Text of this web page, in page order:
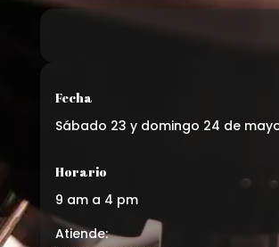
Fecha
Sábado 23 y domingo 24 de
Horario
9 am a 4 pm
Atiende: